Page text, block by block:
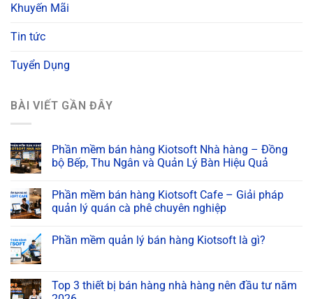
Khuyến Mãi
Tin tức
Tuyển Dụng
BÀI VIẾT GẦN ĐÂY
Phần mềm bán hàng Kiotsoft Nhà hàng – Đồng
bộ Bếp, Thu Ngân và Quản Lý Bàn Hiệu Quả
Phần mềm bán hàng Kiotsoft Cafe – Giải pháp
quản lý quán cà phê chuyên nghiệp
Phần mềm quản lý bán hàng Kiotsoft là gì?
Top 3 thiết bị bán hàng nhà hàng nên đầu tư năm